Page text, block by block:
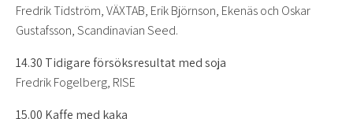
Fredrik Tidström, VÄXTAB, Erik Björnson, Ekenäs och Oskar
Gustafsson, Scandinavian Seed.
14.30 Tidigare försöksresultat med soja
Fredrik Fogelberg, RISE
15.00 Kaffe med kaka